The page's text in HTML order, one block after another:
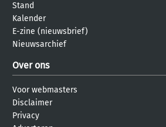
Stand
Kalender
E-zine (nieuwsbrief)
Nieuwsarchief
Over ons
Voor webmasters
Disclaimer
Privacy